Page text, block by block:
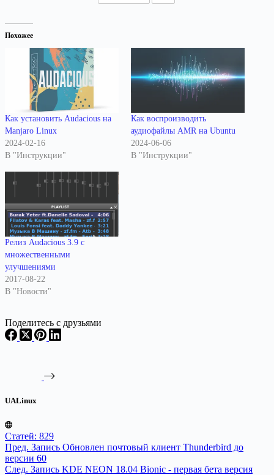
Похожее
Как установить Audacious на
Manjaro Linux
2024-02-16
В "Инструкции"
Как воспроизводить
аудиофайлы AMR на Ubuntu
2024-06-06
В "Инструкции"
Релиз Audacious 3.9 с
множественными
улучшениями
2017-08-22
В "Новости"
Поделитесь с друзьями
UALinux
Статей: 829
Пред. Запись Обновлен почтовый клиент Thunderbird до
версии 60
След. Запись KDE NEON 18.04 Bionic - первая бета версия